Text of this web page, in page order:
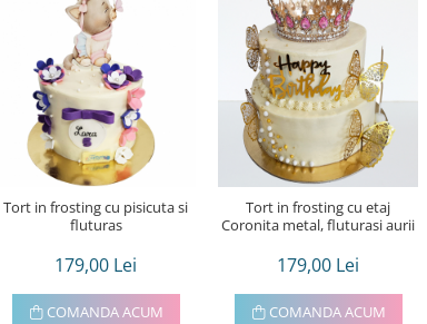
Tort in frosting cu pisicuta si
fluturas
179,00 Lei
COMANDA ACUM
Tort in frosting cu etaj
Coronita metal, fluturasi aurii
179,00 Lei
COMANDA ACUM